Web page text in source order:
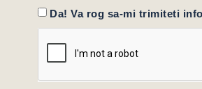
Da! Va rog sa-mi trimiteti